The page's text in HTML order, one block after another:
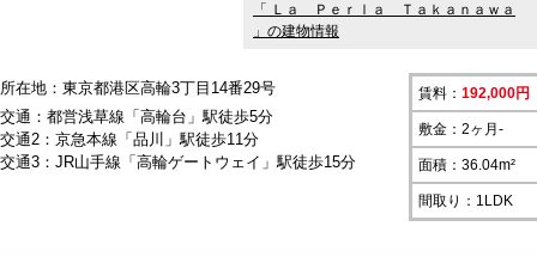
「
Ｌａ Ｐｅｒｌａ Ｔａｋａｎａｗａ
」の建物情報
所在地：東京都港区高輪3丁目14番29号
交通：都営浅草線「高輪台」駅徒歩5分
交通2：京急本線「品川」駅徒歩11分
交通3：JR山手線「高輪ゲートウェイ」駅徒歩15分
賃料： 192,000円
敷金：2ヶ月-
面積：36.04m²
間取り：1LDK